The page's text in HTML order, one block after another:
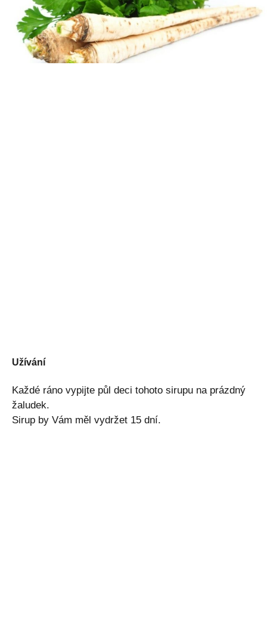
Užívání
Každé ráno vypijte půl deci tohoto sirupu na prázdný
žaludek.
Sirup by Vám měl vydržet 15 dní.